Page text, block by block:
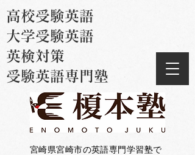
宮崎県宮崎市の英語専門学習塾で
高校受験英語
大学受験英語
英検対策
受験英語専門塾